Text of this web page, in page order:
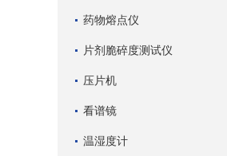
药物熔点仪
片剂脆碎度测试仪
压片机
看谱镜
温湿度计